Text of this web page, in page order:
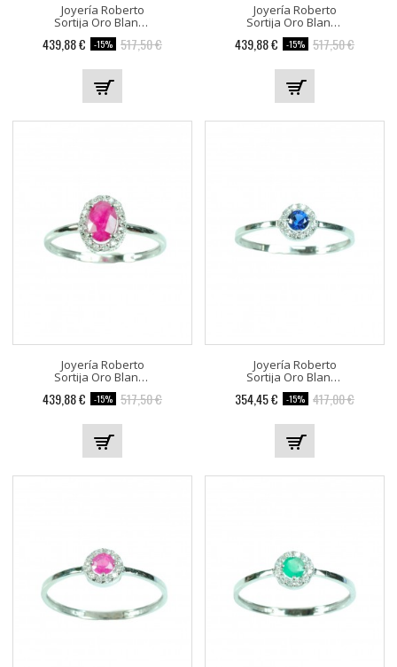
Joyería Roberto
Sortija Oro Blanco Con...
439,88 € -15% 517,50 €
Joyería Roberto
Sortija Oro Blanco Con...
439,88 € -15% 517,50 €
Joyería Roberto
Sortija Oro Blanco Con...
439,88 € -15% 517,50 €
Joyería Roberto
Sortija Oro Blanco Con...
354,45 € -15% 417,00 €